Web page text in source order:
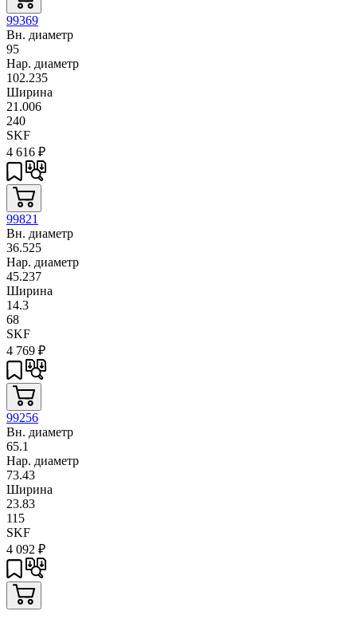
99369
Вн. диаметр
95
Нар. диаметр
102.235
Ширина
21.006
240
SKF
4 616 ₽
99821
Вн. диаметр
36.525
Нар. диаметр
45.237
Ширина
14.3
68
SKF
4 769 ₽
99256
Вн. диаметр
65.1
Нар. диаметр
73.43
Ширина
23.83
115
SKF
4 092 ₽